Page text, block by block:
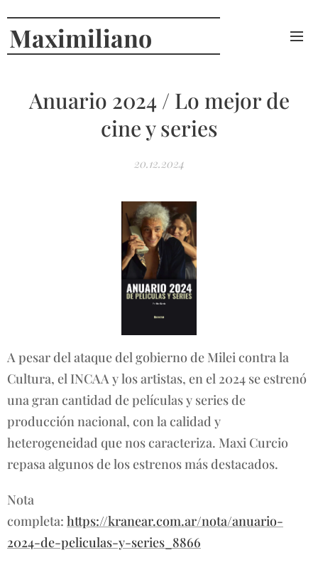
Maximiliano
Anuario 2024 / Lo mejor de
cine y series
20.12.2024
A pesar del ataque del gobierno de Milei contra la
Cultura, el INCAA y los artistas, en el 2024 se estrenó
una gran cantidad de películas y series de
producción nacional, con la calidad y
heterogeneidad que nos caracteriza. Maxi Curcio
repasa algunos de los estrenos más destacados.
Nota
completa: https://kranear.com.ar/nota/anuario-
2024-de-peliculas-y-series_8866